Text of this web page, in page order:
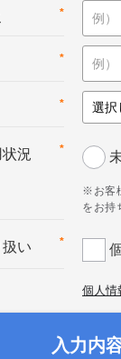
*
*
*
*
況
※お客
をお持
*
い
個人情
入力内